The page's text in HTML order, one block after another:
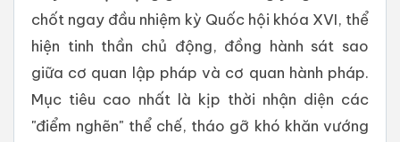
chốt ngay đầu nhiệm kỳ Quốc hội khóa XVI, thể
hiện tinh thần chủ động, đồng hành sát sao
giữa cơ quan lập pháp và cơ quan hành pháp.
Mục tiêu cao nhất là kịp thời nhận diện các
"điểm nghẽn" thể chế, tháo gỡ khó khăn vướng